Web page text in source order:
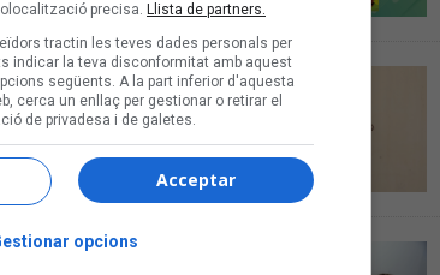
precisa. Llista de partners.
tractin les teves dades personals per
indicar la teva disconformitat amb aquest
següents. A la part inferior d'aquesta
cerca un enllaç per gestionar o retirar el
de privadesa i de galetes.
Acceptar
opcions